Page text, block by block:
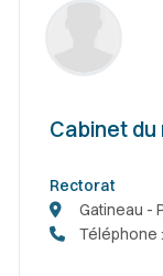
Cabinet
Rectorat
Gatineau -
Téléphone